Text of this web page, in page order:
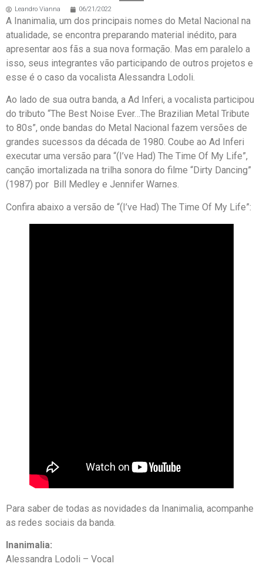
Leandro Vianna 06/21/2022
A Inanimalia, um dos principais nomes do Metal Nacional na
atualidade, se encontra preparando material inédito, para
apresentar aos fãs a sua nova formação. Mas em paralelo a
isso, seus integrantes vão participando de outros projetos e
esse é o caso da vocalista Alessandra Lodoli.
Ao lado de sua outra banda, a Ad Inferi, a vocalista participou
do tributo “The Best Noise Ever…The Brazilian Metal Tribute
to 80s”, onde bandas do Metal Nacional fazem versões de
grandes sucessos da década de 1980. Coube ao Ad Inferi
executar uma versão para “(I’ve Had) The Time Of My Life”,
canção imortalizada na trilha sonora do filme “Dirty Dancing”
(1987) por Bill Medley e Jennifer Warnes.
Confira abaixo a versão de “(I’ve Had) The Time Of My Life”:
Para saber de todas as novidades da Inanimalia, acompanhe
as redes sociais da banda.
Inanimalia:
Alessandra Lodoli – Vocal